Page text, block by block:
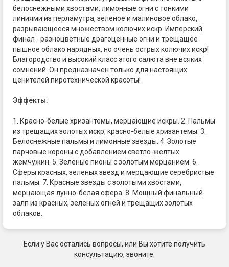
белоснежными хвостами, лимонные огни с тонкими
линиями из перламутра, зеленое и малиновое облако,
разрывающееся множеством колючих искр. Имперский
финал - разноцветные драгоценные огни и трещащее
пышное облако нарядных, но очень острых колючих искр!
Благородство и высокий класс этого салюта вне всяких
сомнений. Он предназначен только для настоящих
ценителей пиротехнической красоты!
Эффекты:
1. Красно-белые хризантемы, мерцающие искры. 2. Пальмы
из трещащих золотых искр, красно-белые хризантемы. 3.
Белоснежные пальмы и лимонные звезды. 4. Золотые
парчовые короны с добавлением светло-желтых
жемчужин. 5. Зеленые пионы с золотым мерцанием. 6.
Сферы красных, зеленых звезд и мерцающие серебристые
пальмы. 7. Красные звезды с золотыми хвостами,
мерцающая лунно-белая сфера. 8. Мощный финальный
залп из красных, зеленых огней и трещащих золотых
облаков.
Если у Вас остались вопросы, или Вы хотите получить
консультацию, звоните: